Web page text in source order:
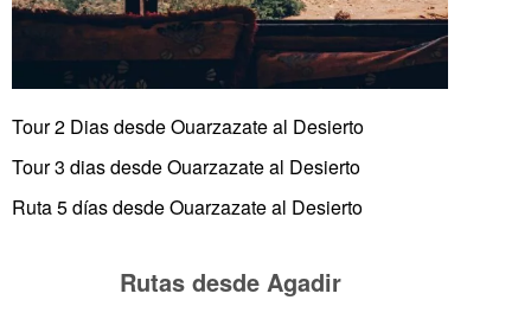
Tour 2 Dias desde Ouarzazate al Desierto
Tour 3 dias desde Ouarzazate al Desierto
Ruta 5 días desde Ouarzazate al Desierto
Rutas desde Agadir